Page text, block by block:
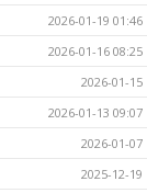
2026-01-19 01:46
2026-01-16 08:25
2026-01-15
2026-01-13 09:07
2026-01-07
2025-12-19